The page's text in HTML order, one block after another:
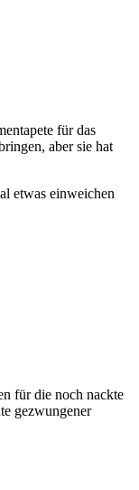
für das
aber sie hat
etwas einweichen
für die noch nackte
gezwungener